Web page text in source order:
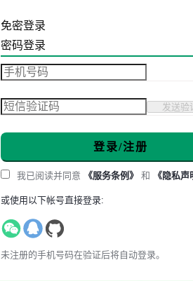
免密登录
密码登录
发送验
登录/注册
我已阅读并同意 《服务条例》 和 《隐私声
或使用以下帐号直接登录:
未注册的手机号码在验证后将自动登录。